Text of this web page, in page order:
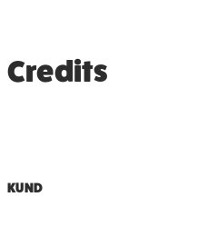
Credits
KUND